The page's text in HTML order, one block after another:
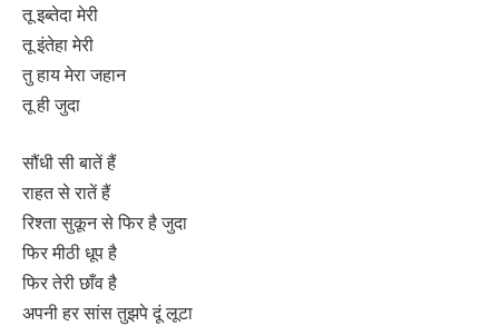
तू इब्तेदा मेरी
तू इंतेहा मेरी
तु हाय मेरा जहान
तू ही जुदा
सौंधी सी बातें हैं
राहत से रातें हैं
रिश्ता सुकून से फिर है जुदा
फिर मीठी धूप है
फिर तेरी छाँव है
अपनी हर सांस तुझपे दूं लूटा